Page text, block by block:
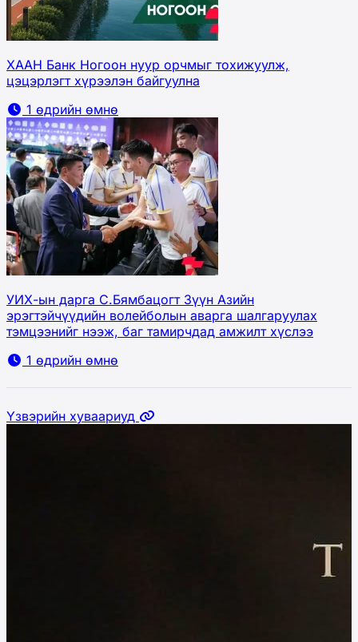
ХААН Банк Ногоон нуур орчмыг тохижуулж,
цэцэрлэгт хүрээлэн байгуулна
1 өдрийн өмнө
УИХ-ын дарга С.Бямбацогт Зүүн Азийн
эрэгтэйчүүдийн волейболын аварга шалгаруулах
тэмцээнийг нээж, баг тамирчдад амжилт хүслээ
1 өдрийн өмнө
Үзвэрийн хуваариуд